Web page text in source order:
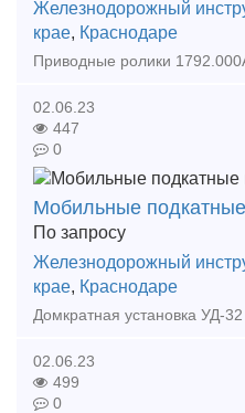
Железнодорожный
крае, Краснодаре
02.06.23
447
0
Мобильные
По запросу
Железнодорожный
крае, Краснодаре
02.06.23
499
0